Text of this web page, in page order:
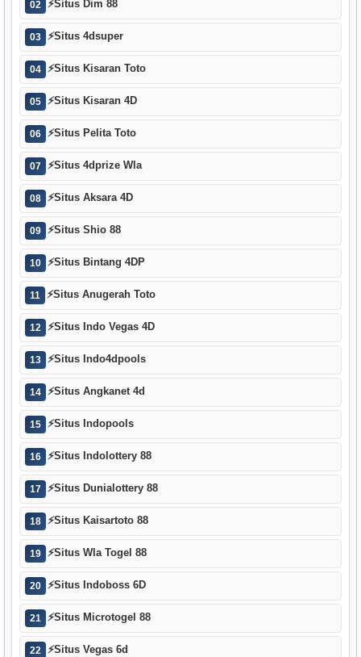
02 ⚡Situs Dim 88
03 ⚡Situs 4dsuper
04 ⚡Situs Kisaran Toto
05 ⚡Situs Kisaran 4D
06 ⚡Situs Pelita Toto
07 ⚡Situs 4dprize Wla
08 ⚡Situs Aksara 4D
09 ⚡Situs Shio 88
10 ⚡Situs Bintang 4DP
11 ⚡Situs Anugerah Toto
12 ⚡Situs Indo Vegas 4D
13 ⚡Situs Indo4dpools
14 ⚡Situs Angkanet 4d
15 ⚡Situs Indopools
16 ⚡Situs Indolottery 88
17 ⚡Situs Dunialottery 88
18 ⚡Situs Kaisartoto 88
19 ⚡Situs Wla Togel 88
20 ⚡Situs Indoboss 6D
21 ⚡Situs Microtogel 88
22 ⚡Situs Vegas 6d